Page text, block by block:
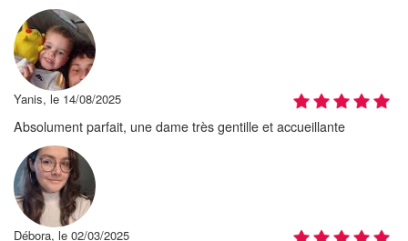
Yanis, le 14/08/2025
Absolument parfait, une dame très gentille et accueillante
Débora, le 02/03/2025